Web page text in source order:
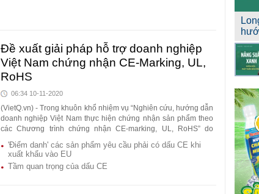
Đề xuất giải pháp hỗ trợ doanh nghiệp
Việt Nam chứng nhận CE-Marking, UL,
RoHS
06:34 10-11-2020
(VietQ.vn) - Trong khuôn khổ nhiệm vụ “Nghiên cứu, hướng dẫn
doanh nghiệp Việt Nam thực hiện chứng nhận sản phẩm theo
các Chương trình chứng nhận CE-marking, UL, RoHS” do
Trung tâm Chứng nhận phù hợp (Tổng cục Tiêu chuẩn Đo
lường Chất lượng) triển khai, một số giải pháp đề xuất hỗ trợ
Nam đã được đề cập.
'Điểm danh' các sản phẩm yêu cầu phải có dấu CE khi
xuất khẩu vào EU
Tầm quan trọng của dấu CE